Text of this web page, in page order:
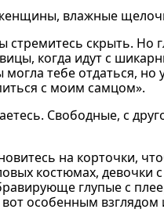
влажные
стремитесь скрыть.
когда идут с
тебе отдаться,
с моим самцом».
Свободные, с
на корточки,
костюмах,
глупые с
особенным взглядом